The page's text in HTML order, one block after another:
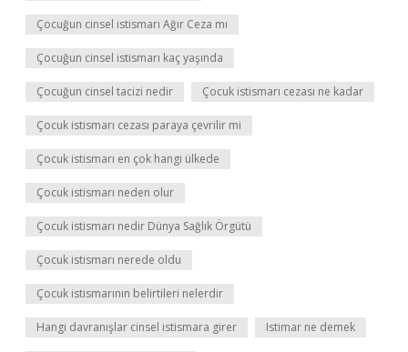
Çocuğun cinsel istismarı Ağır Ceza mı
Çocuğun cinsel istismarı kaç yaşında
Çocuğun cinsel tacizi nedir Çocuk istismarı cezası ne kadar
Çocuk istismarı cezası paraya çevrilir mi
Çocuk istismarı en çok hangi ülkede
Çocuk istismarı neden olur
Çocuk istismarı nedir Dünya Sağlık Örgütü
Çocuk istismarı nerede oldu
Çocuk istismarının belirtileri nelerdir
Hangi davranışlar cinsel istismara girer Istimar ne demek